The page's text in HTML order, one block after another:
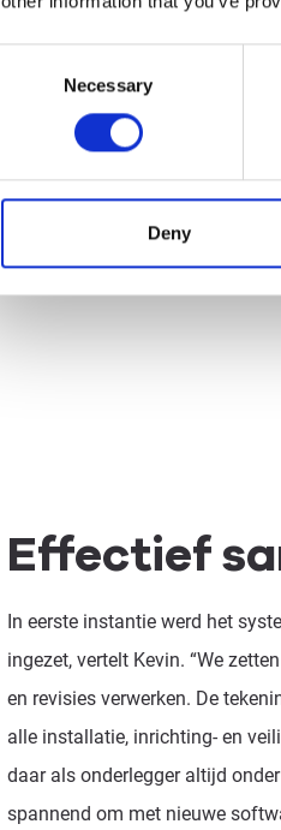
Necessary
Deny
Effectief
In eerste instantie werd het
ingezet, vertelt Kevin. “We
en revisies verwerken. De
alle installatie, inrichting- en
daar als onderlegger altijd
spannend om met nieuwe